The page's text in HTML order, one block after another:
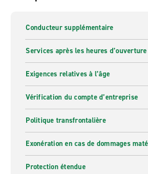
Conducteur supplémentaire
Services après les heures d’ouverture
Exigences relatives à l’âge
Vérification du compte d’entreprise
Politique transfrontalière
Exonération en cas de dommages
Protection étendue